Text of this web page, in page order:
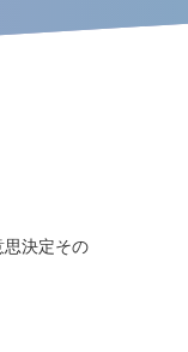
決定その